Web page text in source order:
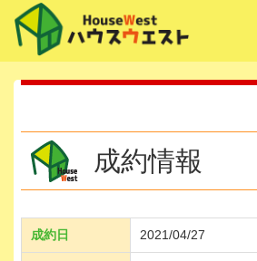
成約情報
成約日 2021/04/27